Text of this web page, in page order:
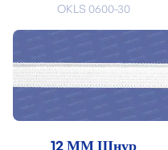
OKLS 0600-30
12 ММ Шнур